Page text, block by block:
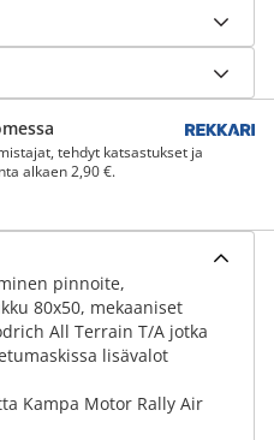
tehdyt katsastukset ja
alkaen 2,90 €.
pinnoite,
80x50, mekaaniset
All Terrain T/A jotka
lisävalot
Kampa Motor Rally Air